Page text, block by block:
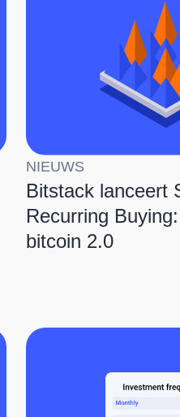
NIEUWS
Bitstack lanceert
Recurring
bitcoin 2.0